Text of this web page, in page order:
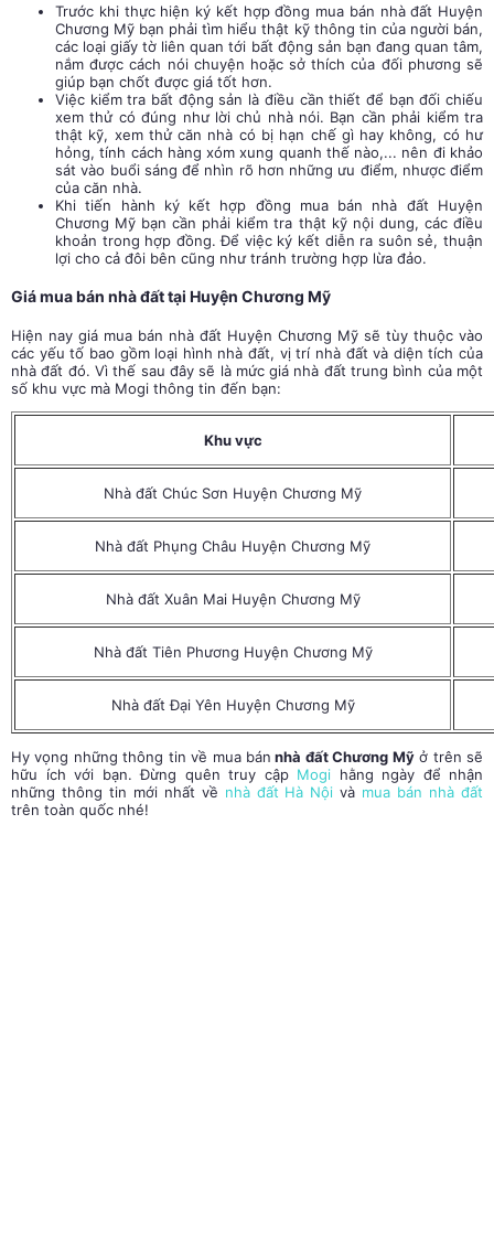
Trước khi thực hiện ký kết hợp đồng mua bán nhà đất Huyện
Chương Mỹ bạn phải tìm hiểu thật kỹ thông tin của người bán,
các loại giấy tờ liên quan tới bất động sản bạn đang quan tâm,
nắm được cách nói chuyện hoặc sở thích của đối phương sẽ
giúp bạn chốt được giá tốt hơn.
Việc kiểm tra bất động sản là điều cần thiết để bạn đối chiếu
xem thử có đúng như lời chủ nhà nói. Bạn cần phải kiểm tra
thật kỹ, xem thử căn nhà có bị hạn chế gì hay không, có hư
hỏng, tính cách hàng xóm xung quanh thế nào,... nên đi khảo
sát vào buổi sáng để nhìn rõ hơn những ưu điểm, nhược điểm
của căn nhà.
Khi tiến hành ký kết hợp đồng mua bán nhà đất Huyện
Chương Mỹ bạn cần phải kiểm tra thật kỹ nội dung, các điều
khoản trong hợp đồng. Để việc ký kết diễn ra suôn sẻ, thuận
lợi cho cả đôi bên cũng như tránh trường hợp lừa đảo.
Giá mua bán nhà đất tại Huyện Chương Mỹ
Hiện nay giá mua bán nhà đất Huyện Chương Mỹ sẽ tùy thuộc vào
các yếu tố bao gồm loại hình nhà đất, vị trí nhà đất và diện tích của
nhà đất đó. Vì thế sau đây sẽ là mức giá nhà đất trung bình của một
số khu vực mà Mogi thông tin đến bạn:
Khu vực
Nhà đất Chúc Sơn Huyện Chương Mỹ
Nhà đất Phụng Châu Huyện Chương Mỹ
Nhà đất Xuân Mai Huyện Chương Mỹ
Nhà đất Tiên Phương Huyện Chương Mỹ
Nhà đất Đại Yên Huyện Chương Mỹ
Hy vọng những thông tin về mua bán nhà đất Chương Mỹở trên sẽ
hữu ích với bạn. Đừng quên truy cập Mogi hằng ngày để nhận
những thông tin mới nhất về nhà đất Hà Nội và mua bán nhà đất
trên toàn quốc nhé!